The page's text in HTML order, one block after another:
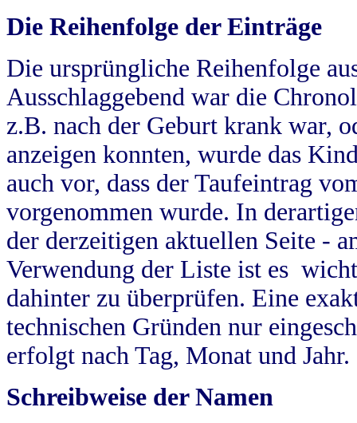
Die Reihenfolge der Einträge
Die ursprüngliche Reihenfolge
Ausschlaggebend war die
z.B. nach der Geburt krank war,
anzeigen konnten, wurde das
auch vor, dass der Taufeintrag
vorgenommen wurde. In
der derzeitigen aktuellen Seite -
Verwendung der Liste ist es
dahinter zu überprüfen. Eine
technischen Gründen nur
erfolgt nach Tag, Monat und Jahr.
Schreibweise der Namen